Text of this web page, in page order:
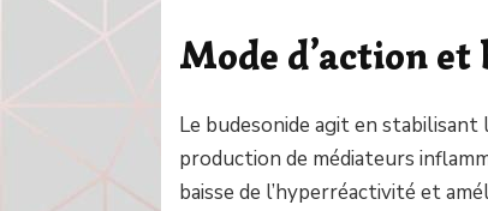
Mode d’action et
Le budesonide agit en
production de médiateurs
baisse de l’hyperréactivité et